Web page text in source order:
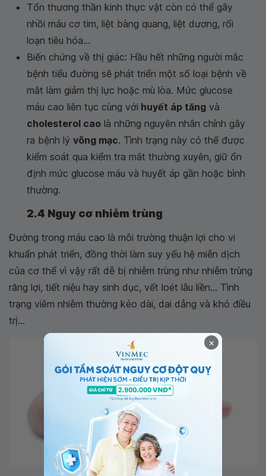
Tổn thương thần kinh thực vật còn có thể gây
nhồi máu cơ tim, liệt bàng quang, liệt dương, rối
loạn tiêu hóa...
Biến chứng về thị giác: Hầu hết những người mắc
bệnh tiểu đường sẽ phát triển một số loại bệnh về
mắt làm giảm thị lực hoặc mù lòa. Mức glucose
máu cao liên tục cùng với huyết áp tăng và
cholesterol cao là những nguyên nhân chính gây
ra bệnh lý võng mạc. Tình trạng này có thể được
kiểm soát qua kiểm tra mắt thường xuyên, giữ ổn
định mức glucose máu và huyết áp gần hoặc bình
thường.
2.4 Nguy cơ nhiễm trùng
Đường trong máu cao là môi trường thuận lợi cho vi
khuẩn phát triển, đồng thời làm suy yếu hệ miễn dịch
của cơ thể vì vậy rất dễ bị nhiễm trùng như nhiễm trùng
răng lợi, tiết niệu hay sinh dục, vết loét lâu liền... Tình
trạng viêm nhiễm thường kéo dài, dai dẳng và khó điều
trị...
×